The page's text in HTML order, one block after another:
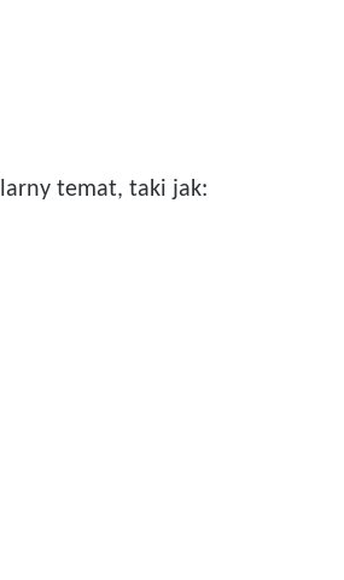
temat, taki jak: